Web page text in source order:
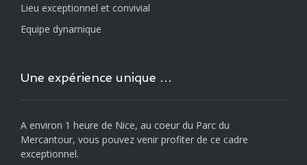
Lieu exceptionnel et convivial
Equipe dynamique
Une expérience unique …
A environ 1 heure de Nice, au coeur du Parc du
Mercantour, vous pouvez venir profiter de ce cadre
exceptionnel.